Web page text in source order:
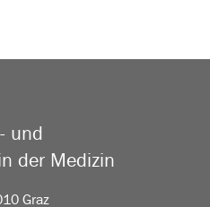
und
der Medizin
Graz